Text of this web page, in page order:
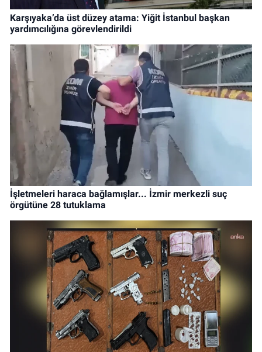
Karşıyaka’da üst düzey atama: Yiğit İstanbul başkan
yardımcılığına görevlendirildi
İşletmeleri haraca bağlamışlar... İzmir merkezli suç
örgütüne 28 tutuklama